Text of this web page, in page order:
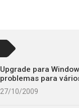
Upgrade para
problemas para
27/10/2009